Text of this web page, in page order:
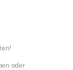
oder